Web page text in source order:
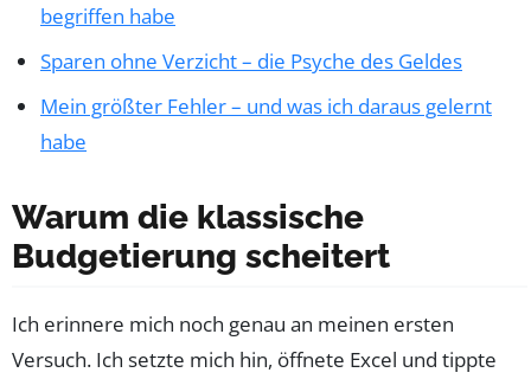
begriffen habe
Sparen ohne Verzicht – die Psyche des Geldes
Mein größter Fehler – und was ich daraus gelernt
habe
Warum die klassische
Budgetierung scheitert
Ich erinnere mich noch genau an meinen ersten
Versuch. Ich setzte mich hin, öffnete Excel und tippte